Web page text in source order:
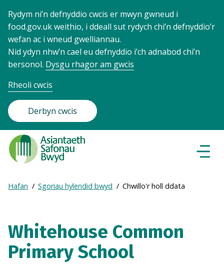
Rydym ni’n defnyddio cwcis er mwyn gwneud i
food.gov.uk weithio, i ddeall sut rydych chi’n defnyddio’r
wefan ac i wneud gwelliannau.
Nid ydyn nhw’n cael eu defnyddio i’ch adnabod chi’n
bersonol. Dysgu rhagor am gwcis
Rheoli cwcis
Derbyn cwcis
Food
Standards
Agency
Frontpage
Breadcrumb
Expand
breadcrumb
Hafan Sgoriau hylendid bwyd Chwillo'r holl ddata
Whitehouse Common
Primary School